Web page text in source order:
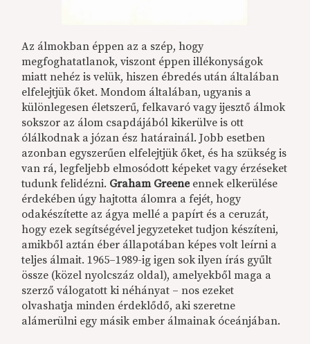
Az álmokban éppen az a szép, hogy
megfoghatatlanok, viszont éppen illékonyságok
miatt nehéz is velük, hiszen ébredés után általában
elfelejtjük őket. Mondom általában, ugyanis a
különlegesen életszerű, felkavaró vagy ijesztő álmok
sokszor az álom csapdájából kikerülve is ott
ólálkodnak a józan ész határainál. Jobb esetben
azonban egyszerűen elfelejtjük őket, és ha szükség is
van rá, legfeljebb elmosódott képeket vagy érzéseket
tudunk felidézni. Graham Greeneennek elkerülése
érdekében úgy hajtotta álomra a fejét, hogy
odakészítette az ágya mellé a papírt és a ceruzát,
hogy ezek segítségével jegyzeteket tudjon készíteni,
amikből aztán éber állapotában képes volt leírni a
teljes álmait. 1965–1989-ig igen sok ilyen írás gyűlt
össze (közel nyolcszáz oldal), amelyekből maga a
szerző válogatott ki néhányat – nos ezeket
olvashatja minden érdeklődő, aki szeretne
alámerülni egy másik ember álmainak óceánjában.